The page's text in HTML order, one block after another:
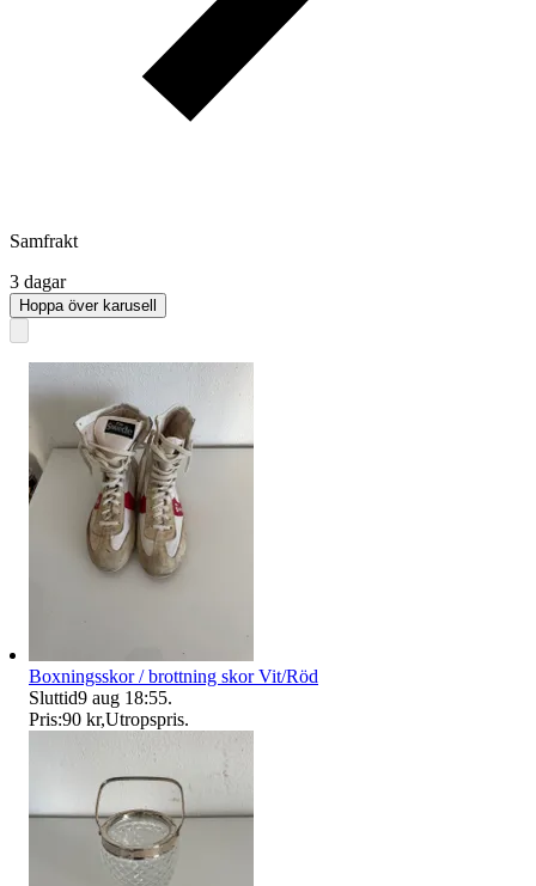
Samfrakt
3 dagar
Hoppa över karusell
Boxningsskor / brottning skor Vit/Röd
Sluttid9 aug 18:55.
Pris:90 kr,Utropspris.